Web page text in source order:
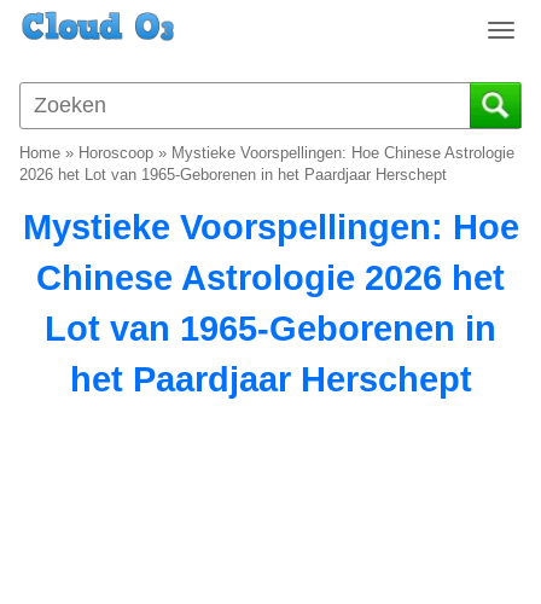
T
g
g
e
a
v
i
Home » Horoscoop » Mystieke Voorspellingen: Hoe Chinese Astrologie
2026 het Lot van 1965-Geborenen in het Paardjaar Herschept
Mystieke Voorspellingen: Hoe
Chinese Astrologie 2026 het
Lot van 1965-Geborenen in
het Paardjaar Herschept